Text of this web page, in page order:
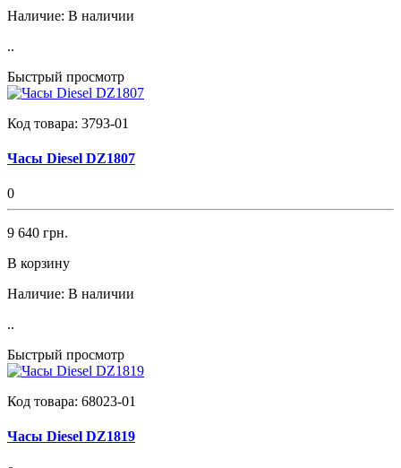
Наличие: В наличии
..
Быстрый просмотр
Код товара: 3793-01
Часы Diesel DZ1807
0
9 640 грн.
В корзину
Наличие: В наличии
..
Быстрый просмотр
Код товара: 68023-01
Часы Diesel DZ1819